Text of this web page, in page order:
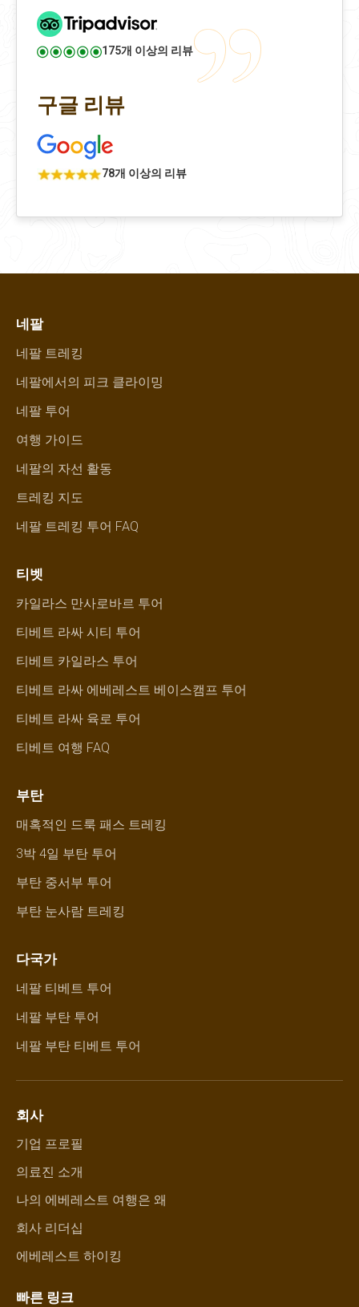
175개 이상의 리뷰
구글 리뷰
78개 이상의 리뷰
네팔
네팔 트레킹
네팔에서의 피크 클라이밍
네팔 투어
여행 가이드
네팔의 자선 활동
트레킹 지도
네팔 트레킹 투어 FAQ
티벳
카일라스 만사로바르 투어
티베트 라싸 시티 투어
티베트 카일라스 투어
티베트 라싸 에베레스트 베이스캠프 투어
티베트 라싸 육로 투어
티베트 여행 FAQ
부탄
매혹적인 드룩 패스 트레킹
3박 4일 부탄 투어
부탄 중서부 투어
부탄 눈사람 트레킹
다국가
네팔 티베트 투어
네팔 부탄 투어
네팔 부탄 티베트 투어
회사
기업 프로필
의료진 소개
나의 에베레스트 여행은 왜
회사 리더십
에베레스트 하이킹
빠른 링크